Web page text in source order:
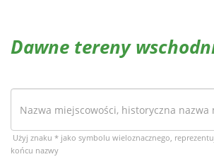
Dawne tereny
Użyj znaku * jako symbolu wieloznacznego,
końcu nazwy